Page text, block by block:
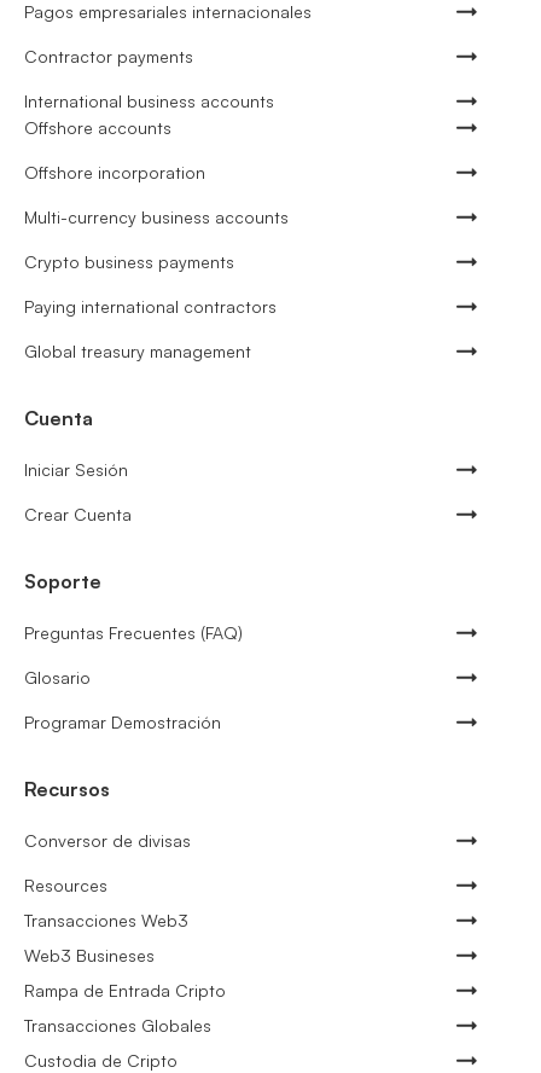
Pagos empresariales internacionales
Contractor payments
International business accounts
Offshore accounts
Offshore incorporation
Multi-currency business accounts
Crypto business payments
Paying international contractors
Global treasury management
Cuenta
Iniciar Sesión
Crear Cuenta
Soporte
Preguntas Frecuentes (FAQ)
Glosario
Programar Demostración
Recursos
Conversor de divisas
Resources
Transacciones Web3
Web3 Busineses
Rampa de Entrada Cripto
Transacciones Globales
Custodia de Cripto